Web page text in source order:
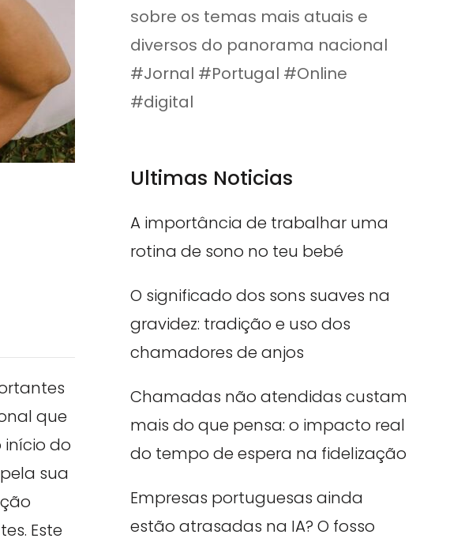
que
início do
sua
Este
sobre os temas mais atuais e
diversos do panorama nacional
#Jornal #Portugal #Online
#digital
Ultimas Noticias
A importância de trabalhar uma
rotina de sono no teu bebé
O significado dos sons suaves na
gravidez: tradição e uso dos
chamadores de anjos
Chamadas não atendidas custam
mais do que pensa: o impacto real
do tempo de espera na fidelização
Empresas portuguesas ainda
estão atrasadas na IA? O fosso